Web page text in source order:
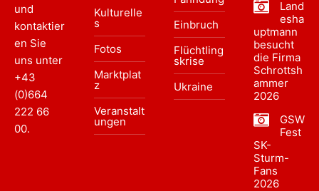
und
kontaktier
en Sie
uns unter
+43
(0)664
222 66
00.
Kulturelle
s
Fotos
Marktplat
z
Veranstalt
ungen
Einbruch
Flüchtling
skrise
Ukraine
Land
esha
uptmann
besucht
die Firma
Schrottsh
ammer
2026
GSW
Fest
SK-
Sturm-
Fans
2026